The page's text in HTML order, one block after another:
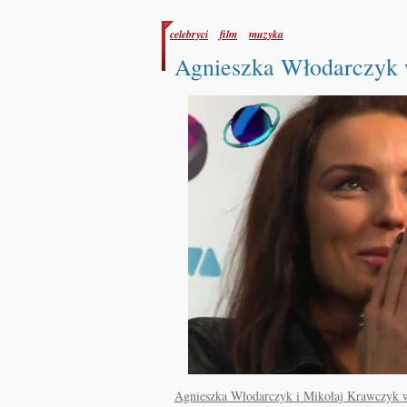
celebryci film muzyka
Agnieszka
Agnieszka Włodarczyk i Mikołaj Krawczyk